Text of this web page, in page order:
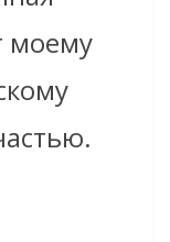
моему